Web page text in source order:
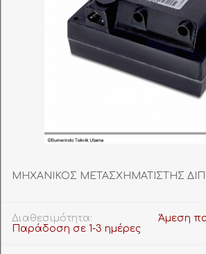
ΜΗΧΑΝΙΚΟΣ ΜΕΤΑΣΧΗΜΑΤΙΣΤΗΣ
Διαθεσιμότητα:
Άμεση
Παράδοση σε 1-3 ημέρες